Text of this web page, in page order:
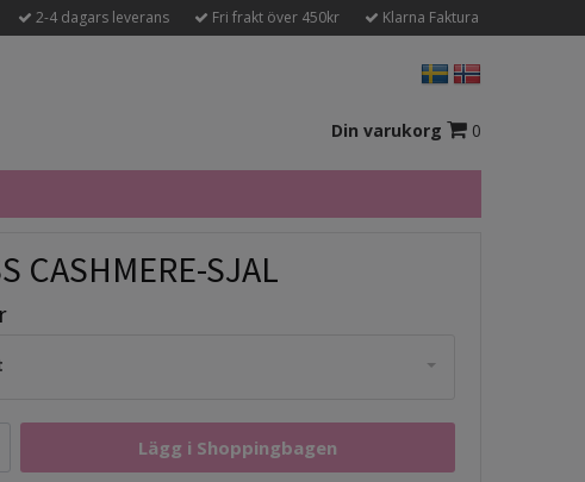
2-4 dagars leverans Fri frakt över 450kr Klarna Faktura
Din varukorg 0
CASHMERE-SJAL